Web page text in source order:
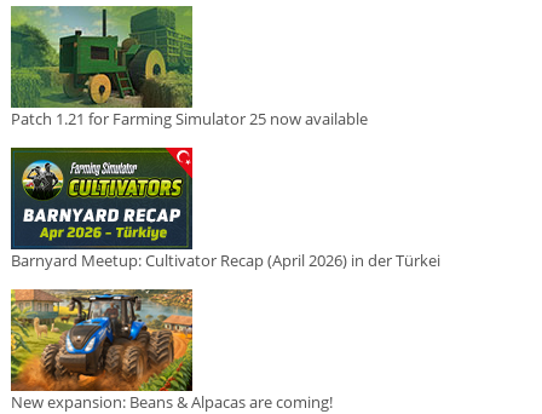
Patch 1.21 for Farming Simulator 25 now available
Barnyard Meetup: Cultivator Recap (April 2026) in der Türkei
New expansion: Beans & Alpacas are coming!